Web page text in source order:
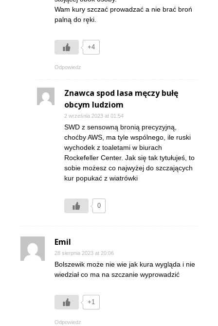
Wam kury szczać prowadzać a nie brać broń
palną do ręki.
+4
Odpowiedz
Znawca spod lasa męczy bułę
obcym ludziom
2 września 2023 at 01:54
SWD z sensowną bronią precyzyjną,
choćby AWS, ma tyle wspólnego, ile ruski
wychodek z toaletami w biurach
Rockefeller Center. Jak się tak tytułujeś, to
sobie możesz co najwyżej do szczających
kur popukać z wiatrówki
0
Emil
28 sierpnia 2023 at 20:06
Bolszewik może nie wie jak kura wygląda i nie
wiedział co ma na szczanie wyprowadzić
+1
Odpowiedz